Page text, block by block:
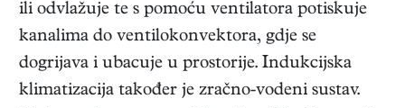
ili odvlažuje te s pomoću ventilatora potiskuje
kanalima do ventilokonvektora, gdje se
dogrijava i ubacuje u prostorije. Indukcijska
klimatizacija također je zračno-vodeni sustav.